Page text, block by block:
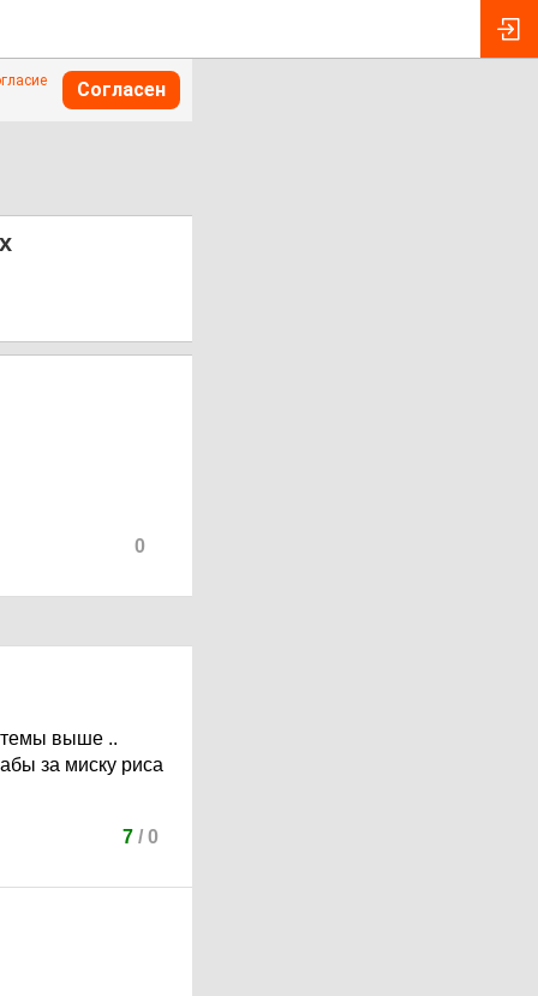
Согласен
0
темы выше ..
за миску риса
7/ 0